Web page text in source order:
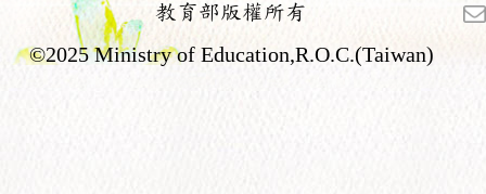
教育部版權所有
©2025 Ministry of Education,R.O.C.(Taiwan)